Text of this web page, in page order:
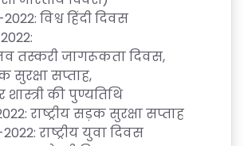
विश्वहिंदीदिवस
तस्करीजागरूकतादिवस,
सुरक्षासप्ताह,
शास्त्रीकीपुण्यतिथि
राष्ट्रीयसड़कसुरक्षासप्ताह
राष्ट्रीययुवादिवस